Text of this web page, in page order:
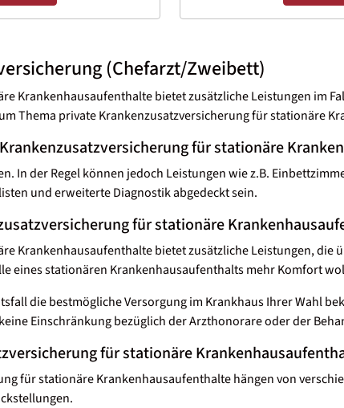
(Chefarzt/Zweibett)
Krankenhausaufenthalte bietet zusätzliche Leistungen im
Thema private Krankenzusatzversicherung für stationäre
für stationäre
In der Regel können jedoch Leistungen wie z.B.
und erweiterte Diagnostik abgedeckt sein.
für stationäre
Krankenhausaufenthalte bietet zusätzliche Leistungen, die
eines stationären Krankenhausaufenthalts mehr Komfort
die bestmögliche Versorgung im Krankhaus Ihrer Wahl
Einschränkung bezüglich der Arzthonorare oder der
für stationäre
für stationäre Krankenhausaufenthalte hängen von